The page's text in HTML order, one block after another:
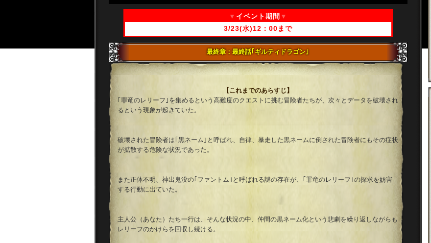
▼ イベント期間 ▼
3/23(水)12：00まで
最終章：最終話｢ギルティドラゴン｣
【これまでのあらすじ】
｢罪竜のレリーフ｣を集めるという高難度のクエストに挑む冒険者たちが、次々とデータを破壊され
るという現象が起きていた。
破壊された冒険者は｢黒ネーム｣と呼ばれ、自律、暴走した黒ネームに倒された冒険者にもその症状
が拡散する危険な状況であった。
また正体不明、神出鬼没の｢ファントム｣と呼ばれる謎の存在が、｢罪竜のレリーフ｣の探求を妨害
する行動に出ていた。
主人公（あなた）たち一行は、そんな状況の中、仲間の黒ネーム化という悲劇を繰り返しながらも
レリーフのかけらを回収し続ける。